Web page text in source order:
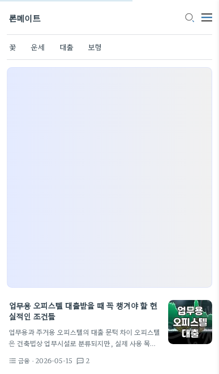
론메이트
꽃 운세 대출 보험
업무용 오피스텔 대출받을 때 꼭 챙겨야 할 현
실적인 조건들
업무용과 주거용 오피스텔의 대출 문턱 차이 오피스텔
은 건축법상 업무시설로 분류되지만, 실제 사용 목적
해당 물건이 주택으로 사용되는지, 아니면 실제 사무
format_list_bulleted 금융 · 2026-05-15 textsms 2